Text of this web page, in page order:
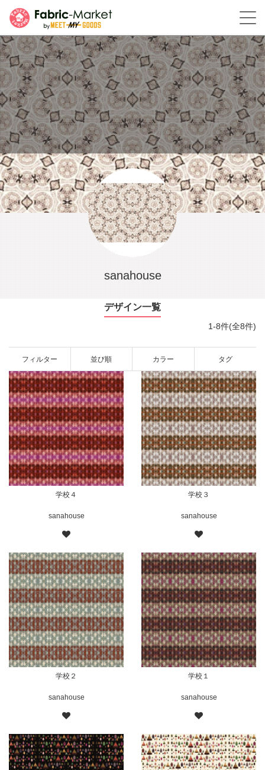
sanahouse
デザイン一覧
1-8件(全8件)
フィルター 並び順 カラー タグ
学校４
sanahouse
学校３
sanahouse
学校２
sanahouse
学校１
sanahouse